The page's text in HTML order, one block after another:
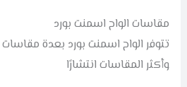
مقاسات الواح اسمنت بورد
تتوفر الواح اسمنت بورد بعدة
وأكثر المقاسات انتشارًا